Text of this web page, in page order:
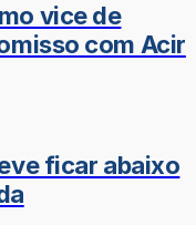
vice de
com Acir
ficar abaixo